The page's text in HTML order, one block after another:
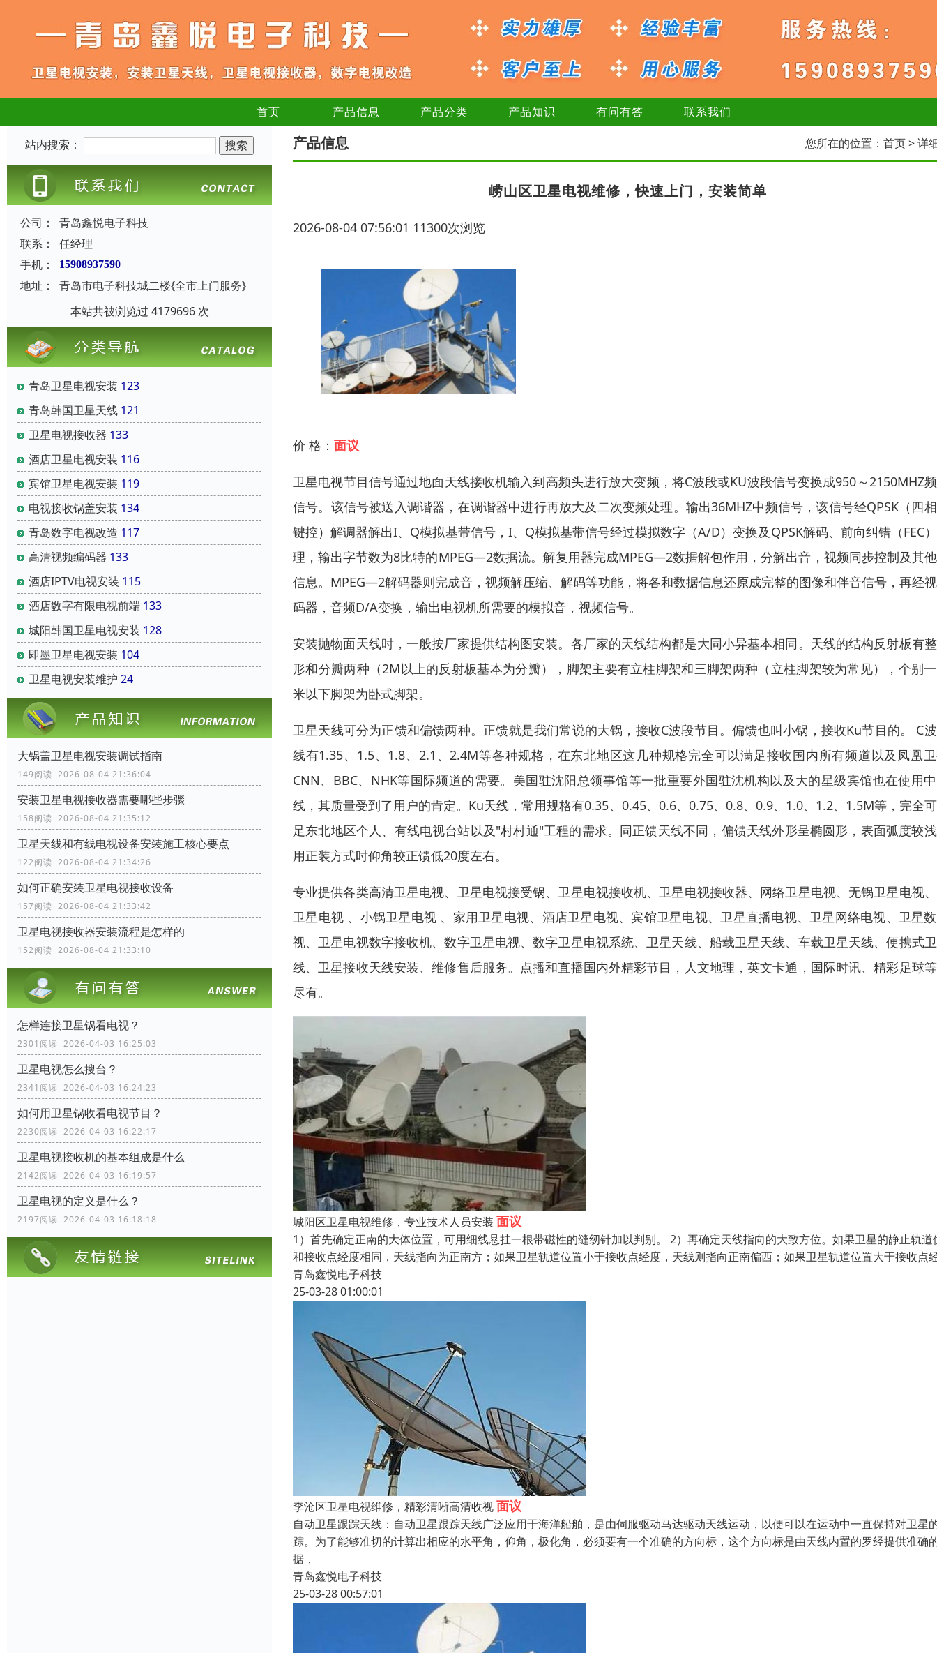
首页 产品信息 产品分类 产品知识 有问有答 联系我们
站内搜索：
公司：
青岛鑫悦电子科技
联系：
任经理
手机：
15908937590
地址：
青岛市电子科技城二楼{全市上门服务}
本站共被浏览过 4179696 次
青岛卫星电视安装 123
青岛韩国卫星天线 121
卫星电视接收器 133
酒店卫星电视安装 116
宾馆卫星电视安装 119
电视接收锅盖安装 134
青岛数字电视改造 117
高清视频编码器 133
酒店IPTV电视安装 115
酒店数字有限电视前端 133
城阳韩国卫星电视安装 128
即墨卫星电视安装 104
卫星电视安装维护 24
大锅盖卫星电视安装调试指南
149阅读 2026-08-04 21:36:04
安装卫星电视接收器需要哪些步骤
158阅读 2026-08-04 21:35:12
卫星天线和有线电视设备安装施工核心要点
122阅读 2026-08-04 21:34:26
如何正确安装卫星电视接收设备
157阅读 2026-08-04 21:33:42
卫星电视接收器安装流程是怎样的
152阅读 2026-08-04 21:33:10
怎样连接卫星锅看电视？
2301阅读 2026-04-03 16:25:03
卫星电视怎么搜台？
2341阅读 2026-04-03 16:24:23
如何用卫星锅收看电视节目？
2230阅读 2026-04-03 16:22:17
卫星电视接收机的基本组成是什么
2142阅读 2026-04-03 16:19:57
卫星电视的定义是什么？
2197阅读 2026-04-03 16:18:18
产品信息 您所在的位置： 首页> 详
‌崂山区卫星电视维修，快速上门，安装简单
2026-08-04 07:56:01 11300次浏览
价 格： 面议
卫星电视节目信号通过地面天线接收机输入到高频头进行放大变频，将C波段或KU波段信号变换成950～2150MHZ
信号。该信号被送入调谐器，在调谐器中进行再放大及二次变频处理。输出36MHZ中频信号，该信号经QPSK（四
键控）解调器解出I、Q模拟基带信号，I、Q模拟基带信号经过模拟数字（A/D）变换及QPSK解码、前向纠错（FEC
理，输出字节数为8比特的MPEG—2数据流。解复用器完成MPEG—2数据解包作用，分解出音，视频同步控制及其
信息。MPEG—2解码器则完成音，视频解压缩、解码等功能，将各和数据信息还原成完整的图像和伴音信号，再经
码器，音频D/A变换，输出电视机所需要的模拟音，视频信号。
安装抛物面天线时，一般按厂家提供结构图安装。各厂家的天线结构都是大同小异基本相同。天线的结构反射板有
形和分瓣两种（2M以上的反射板基本为分瓣），脚架主要有立柱脚架和三脚架两种（立柱脚架较为常见），个别
米以下脚架为卧式脚架。
卫星天线可分为正馈和偏馈两种。正馈就是我们常说的大锅，接收C波段节目。偏馈也叫小锅，接收Ku节目的。 C
线有1.35、1.5、1.8、2.1、2.4M等各种规格，在东北地区这几种规格完全可以满足接收国内所有频道以及凤凰
CNN、BBC、NHK等国际频道的需要。美国驻沈阳总领事馆等一批重要外国驻沈机构以及大的星级宾馆也在使用
线，其质量受到了用户的肯定。Ku天线，常用规格有0.35、0.45、0.6、0.75、0.8、0.9、1.0、1.2、1.5M等，完全
足东北地区个人、有线电视台站以及"村村通"工程的需求。同正馈天线不同，偏馈天线外形呈椭圆形，表面弧度较
用正装方式时仰角较正馈低20度左右。
专业提供各类高清卫星电视、卫星电视接受锅、卫星电视接收机、卫星电视接收器、网络卫星电视、无锅卫星电视
卫星电视 、小锅卫星电视 、家用卫星电视、酒店卫星电视、宾馆卫星电视、卫星直播电视、卫星网络电视、卫星
视、卫星电视数字接收机、数字卫星电视、数字卫星电视系统、卫星天线、船载卫星天线、车载卫星天线、便携式
线、卫星接收天线安装、维修售后服务。点播和直播国内外精彩节目，人文地理，英文卡通，国际时讯、精彩足球
尽有。
‌城阳区卫星电视维修，专业技术人员安装 面议
1）首先确定正南的大体位置，可用细线悬挂一根带磁性的缝纫针加以判别。 2）再确定天线指向的大致方位。如果卫星的静止轨道
和接收点经度相同，天线指向为正南方；如果卫星轨道位置小于接收点经度，天线则指向正南偏西；如果卫星轨道位置大于接收点
青岛鑫悦电子科技
25-03-28 01:00:01
‌李沧区‌卫星电视维修，精彩清晰高清收视面议
自动卫星跟踪天线：自动卫星跟踪天线广泛应用于海洋船舶，是由伺服驱动马达驱动天线运动，以便可以在运动中一直保持对卫星
踪。为了能够准切的计算出相应的水平角，仰角，极化角，必须要有一个准确的方向标，这个方向标是由天线内置的罗经提供准确
据，
青岛鑫悦电子科技
25-03-28 00:57:01